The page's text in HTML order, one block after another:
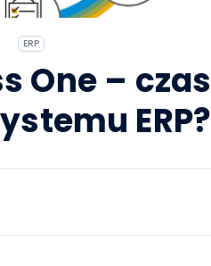
ERP
One –
ERP?